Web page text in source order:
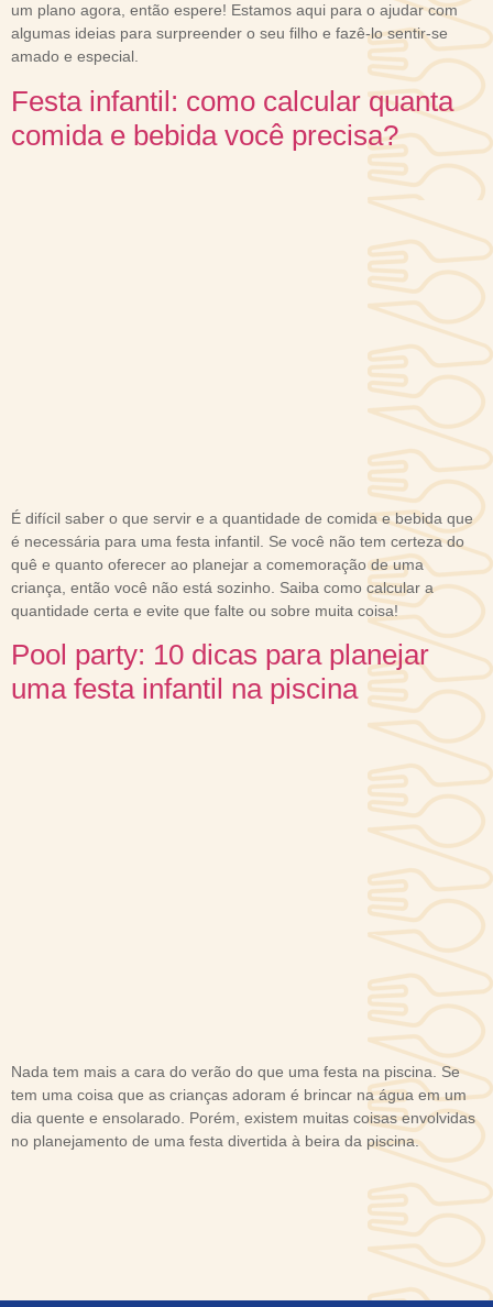
um plano agora, então espere! Estamos aqui para o ajudar com
algumas ideias para surpreender o seu filho e fazê-lo sentir-se
amado e especial.
Festa infantil: como calcular quanta
comida e bebida você precisa?
É difícil saber o que servir e a quantidade de comida e bebida que
é necessária para uma festa infantil. Se você não tem certeza do
quê e quanto oferecer ao planejar a comemoração de uma
criança, então você não está sozinho. Saiba como calcular a
quantidade certa e evite que falte ou sobre muita coisa!
Pool party: 10 dicas para planejar
uma festa infantil na piscina
Nada tem mais a cara do verão do que uma festa na piscina. Se
tem uma coisa que as crianças adoram é brincar na água em um
dia quente e ensolarado. Porém, existem muitas coisas envolvidas
no planejamento de uma festa divertida à beira da piscina.